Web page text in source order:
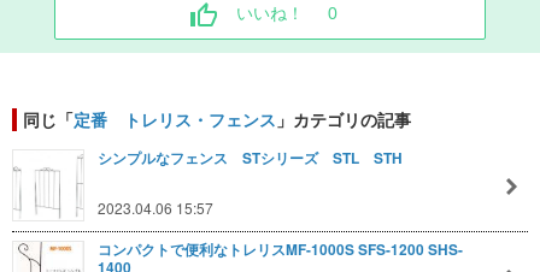
いいね！ 0
同じ「定番 トレリス・フェンス 」カテゴリの記事
シンプルなフェンス STシリーズ STL STH
2023.04.06 15:57
コンパクトで便利なトレリスMF-1000S SFS-1200 SHS-
1400